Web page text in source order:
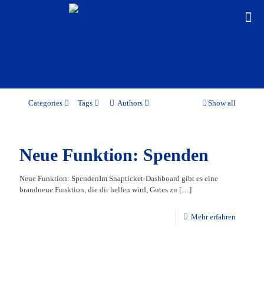
Categories Tags Authors Show all
Neue Funktion: Spenden
Neue Funktion: SpendenIm Snapticket-Dashboard gibt es eine
brandneue Funktion, die dir helfen wird, Gutes zu […]
Mehr erfahren